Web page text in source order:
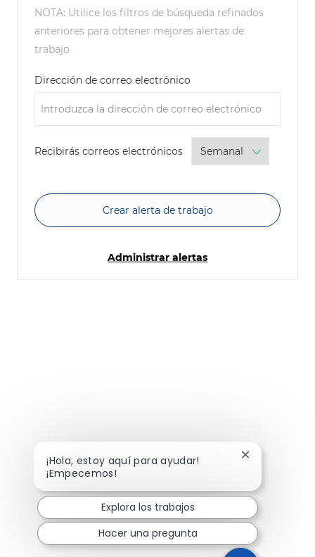
NOTA: Utilice los filtros de búsqueda refinados
anteriores para obtener mejores alertas de
trabajo
Dirección de correo electrónico
Recibirás correos electrónicosRequired
Crear alerta de trabajo
Administrar alertas
¡Hola, estoy aquí para ayudar!
¡Empecemos!
Cerrar
Explora los trabajos
Hacer una pregunta